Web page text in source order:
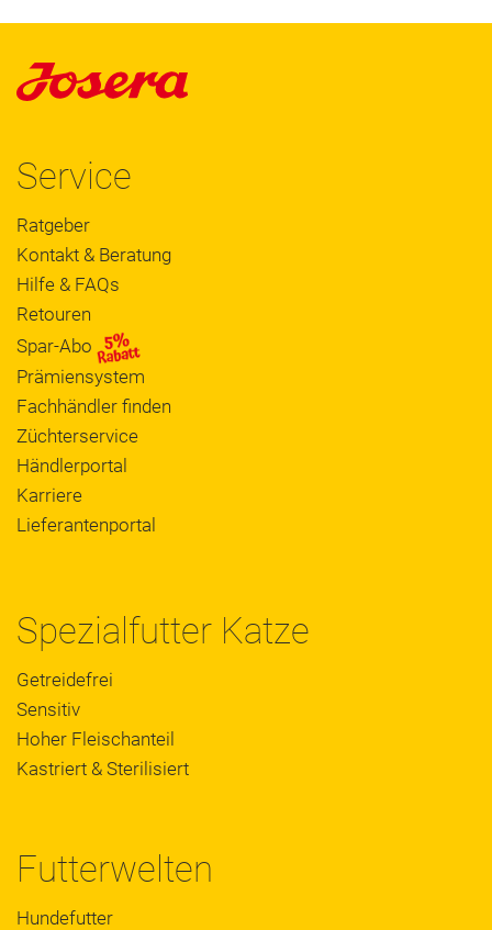
Service
Ratgeber
Kontakt & Beratung
Hilfe & FAQs
Retouren
Spar-Abo
Prämiensystem
Fachhändler finden
Züchterservice
Händlerportal
Karriere
Lieferantenportal
Spezialfutter Katze
Getreidefrei
Sensitiv
Hoher Fleischanteil
Kastriert & Sterilisiert
Futterwelten
Hundefutter